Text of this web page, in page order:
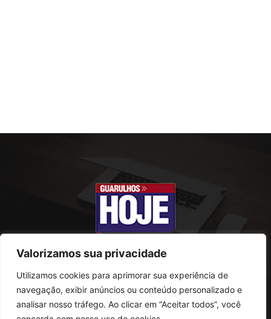
Valorizamos sua privacidade
Utilizamos cookies para aprimorar sua experiência de
navegação, exibir anúncios ou conteúdo personalizado e
analisar nosso tráfego. Ao clicar em “Aceitar todos”, você
SOBRE NÓS